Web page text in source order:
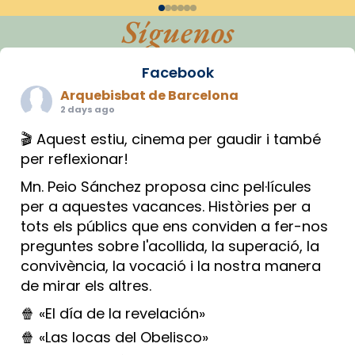
Síguenos
Facebook
Arquebisbat de Barcelona
2 days ago
🎬 Aquest estiu, cinema per gaudir i també
per reflexionar!
Mn. Peio Sánchez proposa cinc pel·lícules
per a aquestes vacances. Històries per a
tots els públics que ens conviden a fer-nos
preguntes sobre l'acollida, la superació, la
convivència, la vocació i la nostra manera
de mirar els altres.
🍿 «El día de la revelación»
🍿 «Las locas del Obelisco»